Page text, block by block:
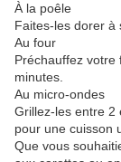
À la poêle
Faites-les dorer à
Au four
Préchauffez votre
minutes.
Au micro-ondes
Grillez-les entre 2
pour une cuisson
Que vous